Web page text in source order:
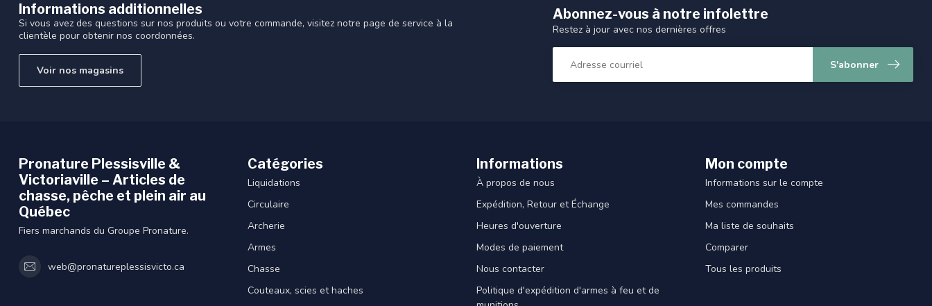
Informations additionnelles
Si vous avez des questions sur nos produits ou votre commande, visitez notre page de service à la
clientèle pour obtenir nos coordonnées.
Voir nos magasins
Abonnez-vous à notre infolettre
Restez à jour avec nos dernières offres
S'abonner
Pronature Plessisville &
Victoriaville – Articles de
chasse, pêche et plein air au
Québec
Fiers marchands du Groupe Pronature.
web@pronatureplessisvicto.ca
Catégories
Liquidations
Circulaire
Archerie
Armes
Chasse
Couteaux, scies et haches
Informations
À propos de nous
Expédition, Retour et Échange
Heures d'ouverture
Modes de paiement
Nous contacter
Politique d'expédition d'armes à feu et de
Mon compte
Informations sur le compte
Mes commandes
Ma liste de souhaits
Comparer
Tous les produits